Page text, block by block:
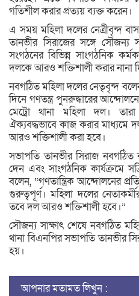
গতিশীল করার প্রত্যয় ব্যক্ত করেন।
এ সময় মহিলা দলের নেত্রীবৃন্দ
তানভীর সিরাজের সঙ্গে সৌজন্য
সংগঠনের বিভিন্ন সাংগঠনিক
দলকে আরও শক্তিশালী করার নানা
নবগঠিত মহিলা দলের নেতৃবৃন্দ
দিনে গণতন্ত্র পুনরুদ্ধারের
মেট্রো থানা মহিলা দল।
ঐক্যবদ্ধভাবে কাজ করার মাধ্যমে
আরও শক্তিশালী করা হবে।
সভাপতি তানভীর সিরাজ নবগঠিত
দেন এবং সাংগঠনিক কার্যক্রমে
বলেন, “গণতান্ত্রিক আন্দোলনের
গুরুত্বপূর্ণ। মহিলা দলের
তবে দল আরও শক্তিশালী হবে।”
সৌজন্য সাক্ষাৎ শেষে নবগঠিত
থানা বিএনপির সভাপতি তানভীর
হয়।
আপনার মতামত লিখুন :